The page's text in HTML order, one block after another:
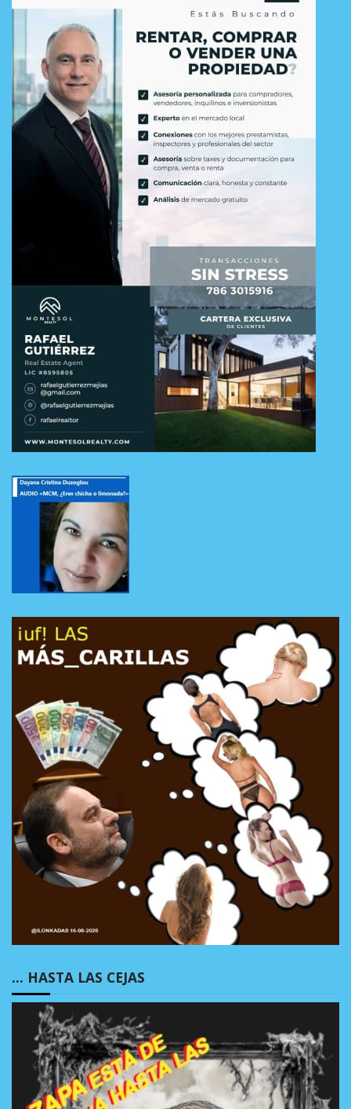
… HASTA LAS CEJAS